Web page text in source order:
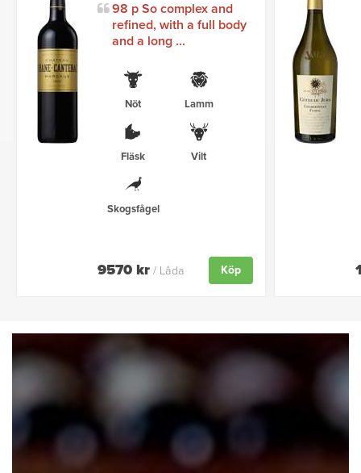
98 p So complex and
refined, with a full body
and a long ...
Nöt Lamm
Fläsk Vilt
Skogsfågel
9570 kr / Låda Köp